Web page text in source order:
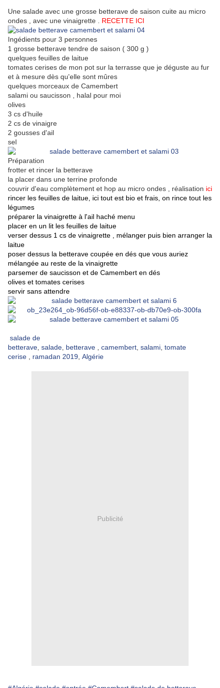
Une salade avec une grosse betterave de saison cuite au micro
ondes , avec une vinaigrette . RECETTE ICI
Ingédients pour 3 personnes
1 grosse betterave tendre de saison ( 300 g )
quelques feuilles de laitue
tomates cerises de mon pot sur la terrasse que je déguste au fur
et à mesure dès qu'elle sont mûres
quelques morceaux de Camembert
salami ou saucisson , halal pour moi
olives
3 cs d'huile
2 cs de vinaigre
2 gousses d'ail
sel
Préparation
frotter et rincer la betterave
la placer dans une terrine profonde
couvrir d'eau complètement et hop au micro ondes , réalisation ici
rincer les feuilles de laitue, ici tout est bio et frais, on rince tout les
légumes
préparer la vinaigrette à l'ail haché menu
placer en un lit les feuilles de laitue
verser dessus 1 cs de vinaigrette , mélanger puis bien arranger la
laitue
poser dessus la betterave coupée en dés que vous auriez
mélangée au reste de la vinaigrette
parsemer de saucisson et de Camembert en dés
olives et tomates cerises
servir sans attendre
salade de
betterave salade betterave camembert salami tomate
cerise
ramadan 2019 Algérie
Publicité